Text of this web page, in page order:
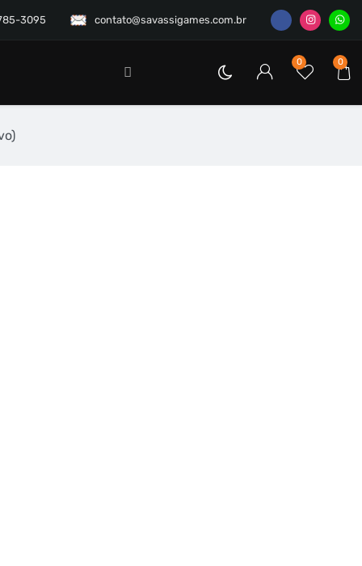
contato@savassigames.com.br
3095
0
0